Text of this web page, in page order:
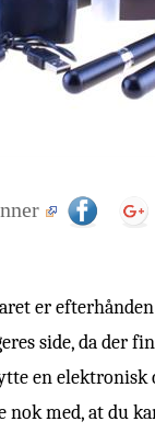
er
side, da der
en
med, at du